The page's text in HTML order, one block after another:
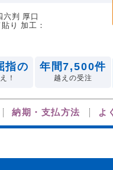
判 厚口
り 加工：
指の
！
年間7,500件
越えの受注
納期・支払方法 よ